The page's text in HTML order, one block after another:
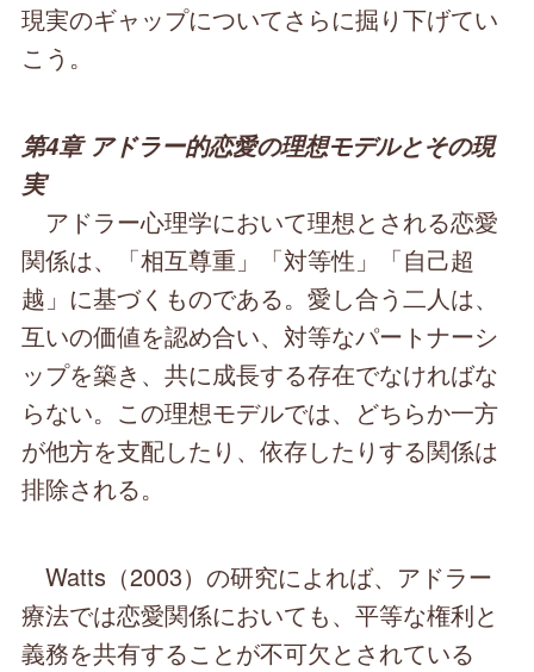
現実のギャップについてさらに掘り下げてい
こう。
第4章 アドラー的恋愛の理想モデルとその現
実
アドラー心理学において理想とされる恋愛
関係は、「相互尊重」「対等性」「自己超
越」に基づくものである。愛し合う二人は、
互いの価値を認め合い、対等なパートナーシ
ップを築き、共に成長する存在でなければな
らない。この理想モデルでは、どちらか一方
が他方を支配したり、依存したりする関係は
排除される。
Watts（2003）の研究によれば、アドラー
療法では恋愛関係においても、平等な権利と
義務を共有することが不可欠とされている